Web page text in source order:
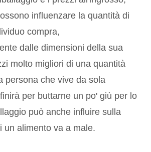
influenzare la quantità di
compra,
dalle dimensioni della sua
molto migliori di una quantità
persona che vive da sola
per buttarne un po' giù per lo
può anche influire sulla
un alimento va a male.